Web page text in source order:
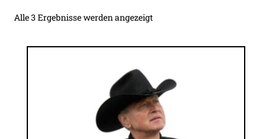
Alle 3 Ergebnisse werden angezeigtNach